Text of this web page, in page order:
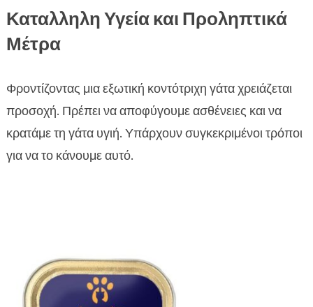
Καταλληλη Υγεία και Προληπτικά
Μέτρα
Φροντίζοντας μια εξωτική κοντότριχη γάτα χρειάζεται
προσοχή. Πρέπει να αποφύγουμε ασθένειες και να
κρατάμε τη γάτα υγιή. Υπάρχουν συγκεκριμένοι τρόποι
για να το κάνουμε αυτό.